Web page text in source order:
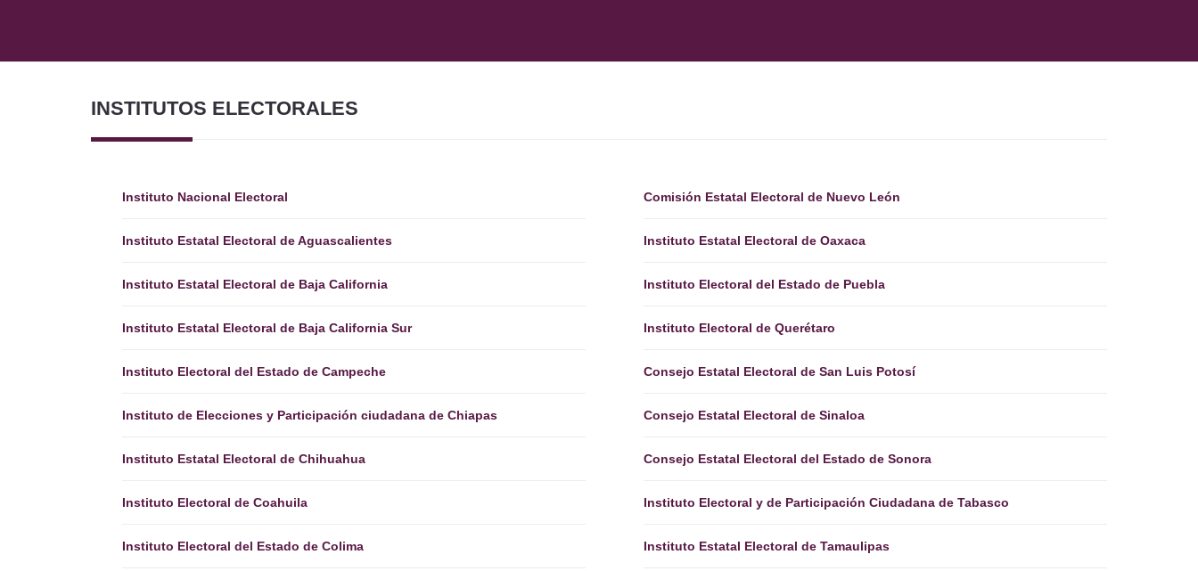
INSTITUTOS ELECTORALES
Instituto Nacional Electoral
Instituto Estatal Electoral de Aguascalientes
Instituto Estatal Electoral de Baja California
Instituto Estatal Electoral de Baja California Sur
Instituto Electoral del Estado de Campeche
Instituto de Elecciones y Participación ciudadana de Chiapas
Instituto Estatal Electoral de Chihuahua
Instituto Electoral de Coahuila
Instituto Electoral del Estado de Colima
Comisión Estatal Electoral de Nuevo León
Instituto Estatal Electoral de Oaxaca
Instituto Electoral del Estado de Puebla
Instituto Electoral de Querétaro
Consejo Estatal Electoral de San Luis Potosí
Consejo Estatal Electoral de Sinaloa
Consejo Estatal Electoral del Estado de Sonora
Instituto Electoral y de Participación Ciudadana de Tabasco
Instituto Estatal Electoral de Tamaulipas